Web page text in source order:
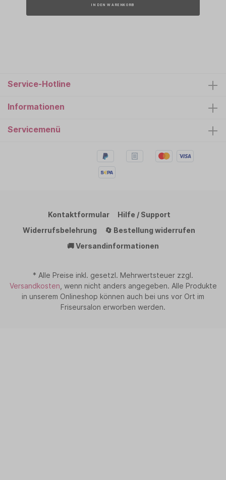
IN DEN WARENKORB
Service-Hotline
Informationen
Servicemenü
Kontaktformular
Hilfe / Support
Widerrufsbelehrung
🔄 Bestellung widerrufen
🚚 Versandinformationen
* Alle Preise inkl. gesetzl. Mehrwertsteuer zzgl.
Versandkosten , wenn nicht anders angegeben. Alle Produkte
in unserem Onlineshop können auch bei uns vor Ort im
Friseursalon erworben werden.